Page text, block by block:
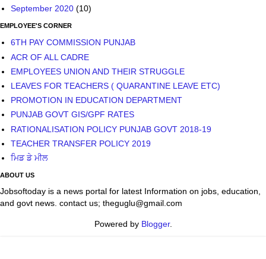
September 2020 (10)
EMPLOYEE'S CORNER
6TH PAY COMMISSION PUNJAB
ACR OF ALL CADRE
EMPLOYEES UNION AND THEIR STRUGGLE
LEAVES FOR TEACHERS ( QUARANTINE LEAVE ETC)
PROMOTION IN EDUCATION DEPARTMENT
PUNJAB GOVT GIS/GPF RATES
RATIONALISATION POLICY PUNJAB GOVT 2018-19
TEACHER TRANSFER POLICY 2019
ਮਿਡ ਡੇ ਮੀਲ
ABOUT US
Jobsoftoday is a news portal for latest Information on jobs, education,
and govt news. contact us; theguglu@gmail.com
Powered by Blogger.